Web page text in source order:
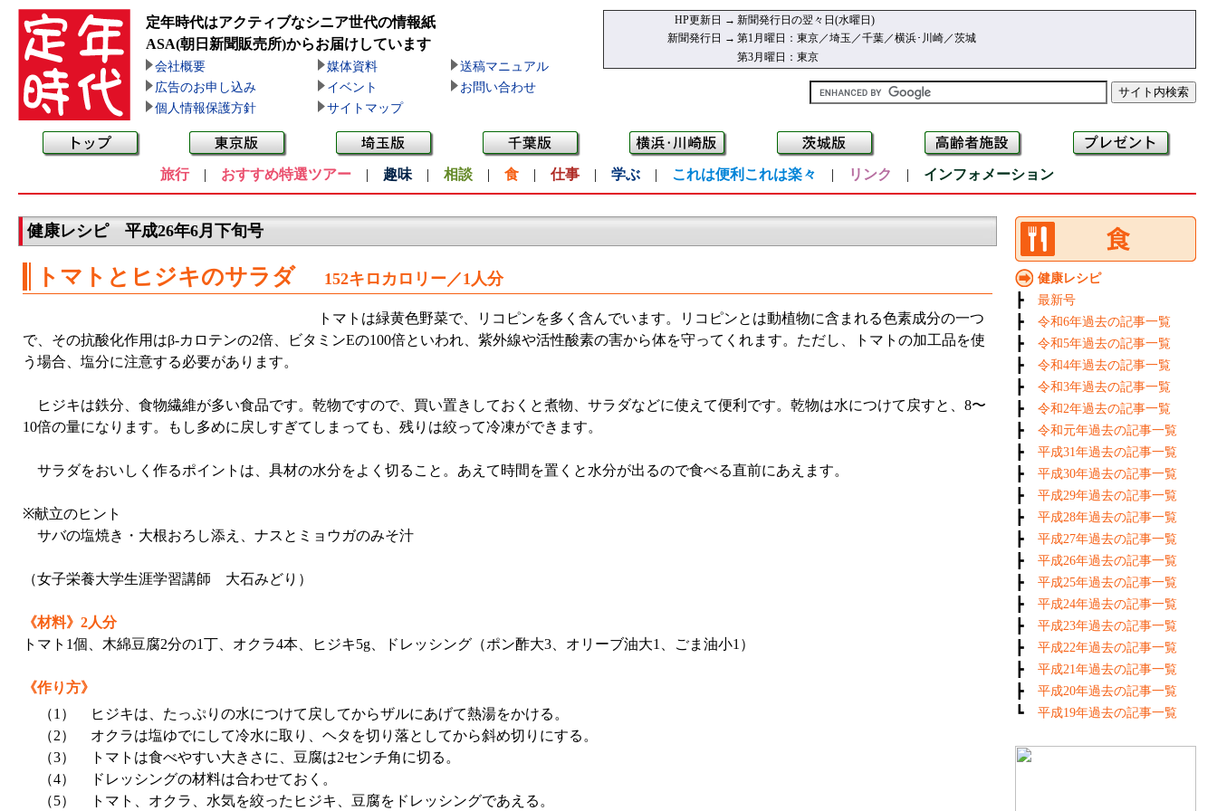
定年時代はアクティブなシニア世代の情報紙
ASA(朝日新聞販売所)からお届けしています
会社概要 媒体資料
送稿マニュアル
広告のお申し込み
イベント
お問い合わせ
個人情報保護方針
サイトマップ
HP更新日 → 新聞発行日の翌々日(水曜日)
新聞発行日 → 第1月曜日：東京／埼玉／千葉／横浜･川崎／茨城
第3月曜日：東京
旅行| おすすめ特選ツアー | 趣味 | 相談 | 食 | 仕事 | 学ぶ | これは便利これは楽々 | リンク | インフォメーション
健康レシピ 平成26年6月下旬号
トマトとヒジキのサラダ 152キロカロリー／1人分
トマトは緑黄色野菜で、リコピンを多く含んでいます。リコピンとは動植物に含まれる色素成分の一つ
で、その抗酸化作用はβ-カロテンの2倍、ビタミンEの100倍といわれ、紫外線や活性酸素の害から体を守ってくれます。ただし、トマトの加工品を使
う場合、塩分に注意する必要があります。
ヒジキは鉄分、食物繊維が多い食品です。乾物ですので、買い置きしておくと煮物、サラダなどに使えて便利です。乾物は水につけて戻すと、8〜
10倍の量になります。もし多めに戻しすぎてしまっても、残りは絞って冷凍ができます。
サラダをおいしく作るポイントは、具材の水分をよく切ること。あえて時間を置くと水分が出るので食べる直前にあえます。
※献立のヒント
サバの塩焼き・大根おろし添え、ナスとミョウガのみそ汁
（女子栄養大学生涯学習講師 大石みどり）
《材料》2人分
トマト1個、木綿豆腐2分の1丁、オクラ4本、ヒジキ5g、ドレッシング（ポン酢大3、オリーブ油大1、ごま油小1）
《作り方》
（1）
ヒジキは、たっぷりの水につけて戻してからザルにあげて熱湯をかける。
（2）
オクラは塩ゆでにして冷水に取り、ヘタを切り落としてから斜め切りにする。
（3）
トマトは食べやすい大きさに、豆腐は2センチ角に切る。
（4）
ドレッシングの材料は合わせておく。
（5）
トマト、オクラ、水気を絞ったヒジキ、豆腐をドレッシングであえる。
健康レシピ
┣ 最新号
┣ 令和6年過去の記事一覧
┣ 令和5年過去の記事一覧
┣ 令和4年過去の記事一覧
┣ 令和3年過去の記事一覧
┣ 令和2年過去の記事一覧
┣ 令和元年過去の記事一覧
┣ 平成31年過去の記事一覧
┣ 平成30年過去の記事一覧
┣ 平成29年過去の記事一覧
┣ 平成28年過去の記事一覧
┣ 平成27年過去の記事一覧
┣ 平成26年過去の記事一覧
┣ 平成25年過去の記事一覧
┣ 平成24年過去の記事一覧
┣ 平成23年過去の記事一覧
┣ 平成22年過去の記事一覧
┣ 平成21年過去の記事一覧
┣ 平成20年過去の記事一覧
┗ 平成19年過去の記事一覧